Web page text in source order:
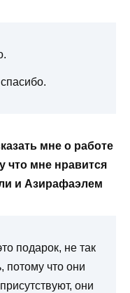
мне о работе
что мне нравится
и Азирафаэлем
подарок, не так
потому что они
они